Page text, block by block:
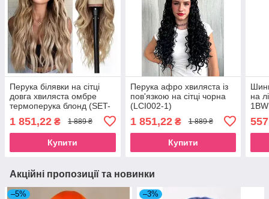
Перука білявки на сітці
довга хвиляста омбре
термоперука блонд (SET-
1 851,22 ₴ 1 889 ₴
Купити
Перука афро хвиляста із
пов'язкою на сітці чорна
(LCI002-1)
1 851,22₴ 1 889 ₴
Купити
на
Акційні пропозиції та новинки
–5% –3%